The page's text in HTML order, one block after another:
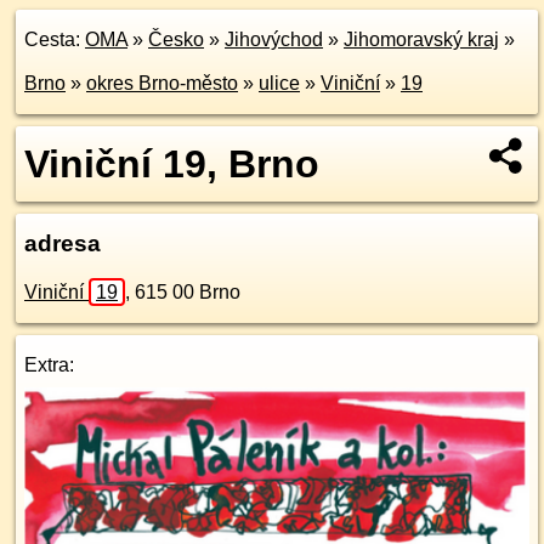
Cesta: OMA» Česko » Jihovýchod » Jihomoravský kraj »
Brno » okres Brno-město » ulice » Viniční » 19
Viniční 19, Brno
adresa
Viniční 19 , 615 00 Brno
Extra: